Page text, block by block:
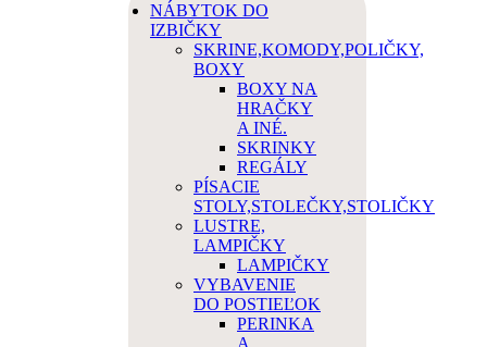
NÁBYTOK DO
IZBIČKY
SKRINE,KOMODY,POLIČKY,
BOXY
BOXY NA
HRAČKY
A INÉ.
SKRINKY
REGÁLY
PÍSACIE
STOLY,STOLEČKY,STOLIČKY
LUSTRE,
LAMPIČKY
LAMPIČKY
VYBAVENIE
DO POSTIEĽOK
PERINKA